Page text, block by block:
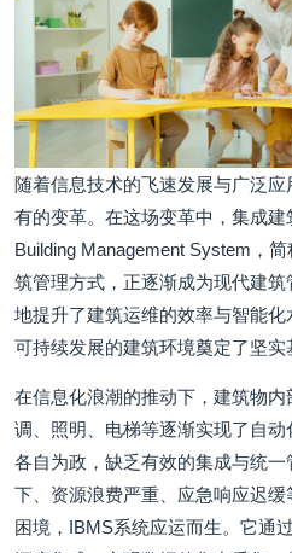
随着信息技术的飞速发展与广泛
有的变革。在这场变革中，集成建
Building Management System，
筑管理方式，正逐渐成为现代建
地提升了建筑运维的效率与智能化
可持续发展的建筑环境奠定了坚实
在信息化浪潮的推动下，建筑物
调、照明、电梯等逐渐实现了自
各自为政，缺乏有效的集成与统
下、资源浪费严重、应急响应迟
困境，IBMS系统应运而生。它通